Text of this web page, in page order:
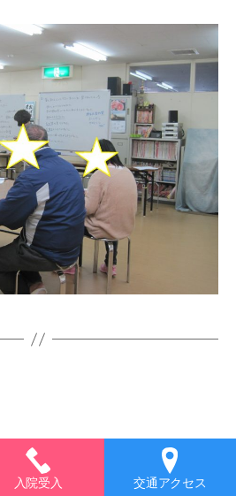
入院受入 交通アクセス